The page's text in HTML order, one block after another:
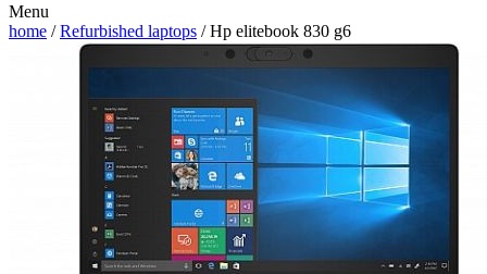
Menu
home /Refurbished laptops / Hp elitebook 830 g6